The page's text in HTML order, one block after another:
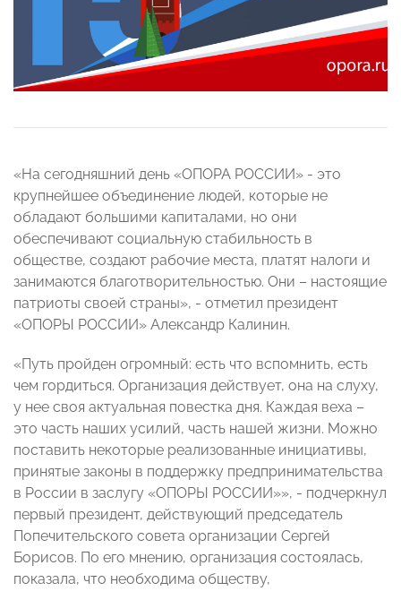
«На сегодняшний день «ОПОРА РОССИИ» - это
крупнейшее объединение людей, которые не
обладают большими капиталами, но они
обеспечивают социальную стабильность в
обществе, создают рабочие места, платят налоги и
занимаются благотворительностью. Они – настоящие
патриоты своей страны», - отметил президент
«ОПОРЫ РОССИИ» Александр Калинин.
«Путь пройден огромный: есть что вспомнить, есть
чем гордиться. Организация действует, она на слуху,
у нее своя актуальная повестка дня. Каждая веха –
это часть наших усилий, часть нашей жизни. Можно
поставить некоторые реализованные инициативы,
принятые законы в поддержку предпринимательства
в России в заслугу «ОПОРЫ РОССИИ»», - подчеркнул
первый президент, действующий председатель
Попечительского совета организации Сергей
Борисов. По его мнению, организация состоялась,
показала, что необходима обществу,